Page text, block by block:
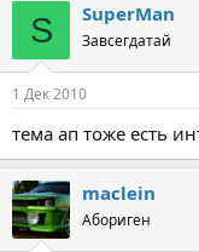
S SuperMan
Завсегдатай
1 Дек 2010
тема ап тоже есть
maclein
Абориген